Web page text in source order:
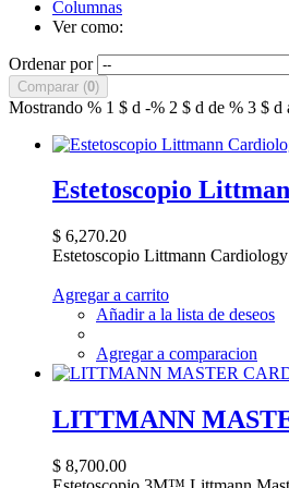
Columnas
Ver como:
Ordenar por
Comparar (0)
Mostrando % 1 $ d -% 2 $ d de % 3 $ d
Estetoscopio
$ 6,270.20
Estetoscopio Littmann
Agregar a carrito
Añadir a la lista de deseos
Agregar a comparacion
LITTMANN
$ 8,700.00